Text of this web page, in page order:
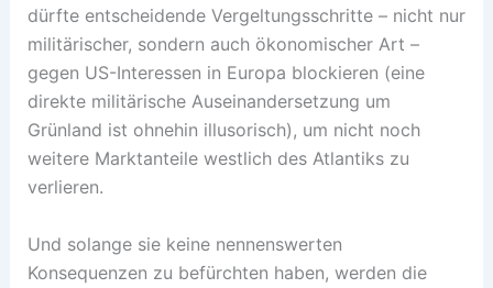
dürfte entscheidende Vergeltungsschritte – nicht nur
militärischer, sondern auch ökonomischer Art –
gegen US-Interessen in Europa blockieren (eine
direkte militärische Auseinandersetzung um
Grünland ist ohnehin illusorisch), um nicht noch
weitere Marktanteile westlich des Atlantiks zu
verlieren.
Und solange sie keine nennenswerten
Konsequenzen zu befürchten haben, werden die